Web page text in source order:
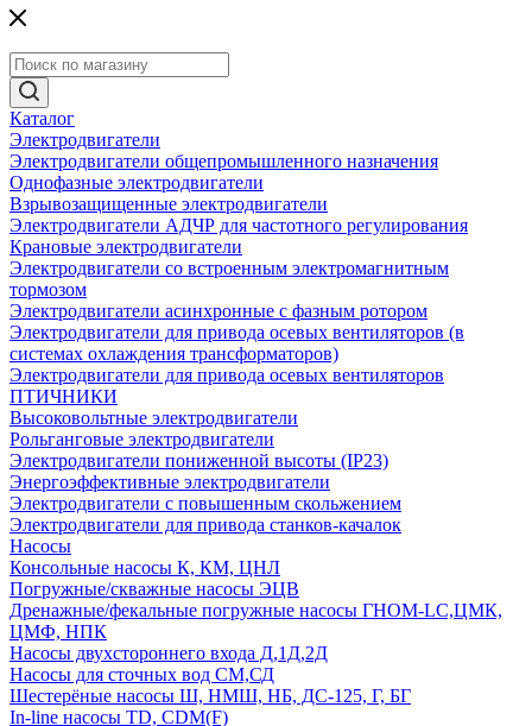
Каталог
Электродвигатели
Электродвигатели общепромышленного назначения
Однофазные электродвигатели
Взрывозащищенные электродвигатели
Электродвигатели АДЧР для частотного регулирования
Крановые электродвигатели
Электродвигатели со встроенным электромагнитным
тормозом
Электродвигатели асинхронные с фазным ротором
Электродвигатели для привода осевых вентиляторов (в
системах охлаждения трансформаторов)
Электродвигатели для привода осевых вентиляторов
ПТИЧНИКИ
Высоковольтные электродвигатели
Рольганговые электродвигатели
Электродвигатели пониженной высоты (IP23)
Энергоэффективные электродвигатели
Электродвигатели с повышенным скольжением
Электродвигатели для привода станков-качалок
Насосы
Консольные насосы К, КМ, ЦНЛ
Погружные/скважные насосы ЭЦВ
Дренажные/фекальные погружные насосы ГНОМ-LC,ЦМК,
ЦМФ, НПК
Насосы двухстороннего входа Д,1Д,2Д
Насосы для сточных вод СМ,СД
Шестерёные насосы Ш, НМШ, НБ, ДС-125, Г, БГ
In-line насосы TD, CDM(F)